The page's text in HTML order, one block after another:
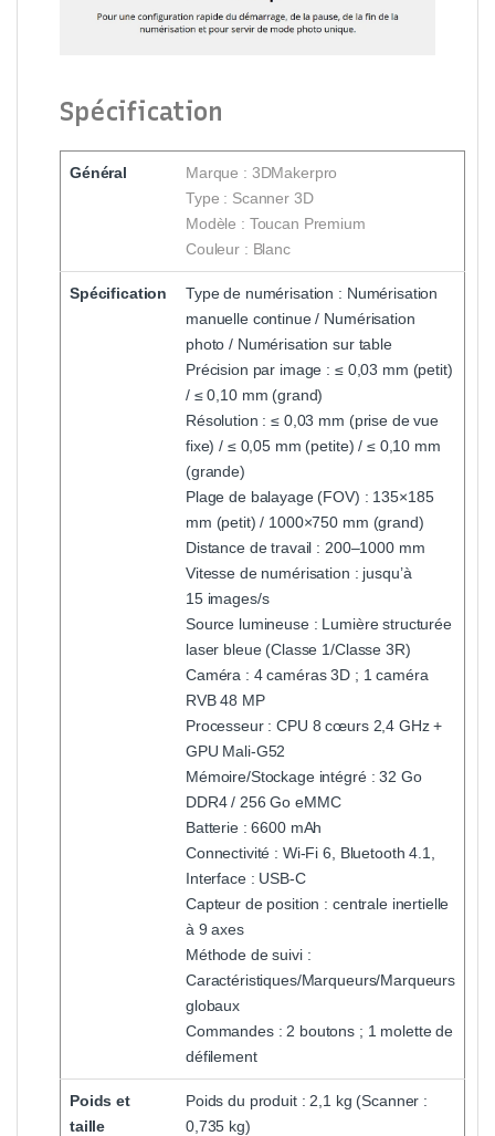
Spécification
Général
Marque : 3DMakerpro
Type : Scanner 3D
Modèle : Toucan Premium
Couleur : Blanc
Spécification
Type de numérisation : Numérisation
manuelle continue / Numérisation
photo / Numérisation sur table
Précision par image : ≤ 0,03 mm (petit)
/ ≤ 0,10 mm (grand)
Résolution : ≤ 0,03 mm (prise de vue
fixe) / ≤ 0,05 mm (petite) / ≤ 0,10 mm
(grande)
Plage de balayage (FOV) : 135×185
mm (petit) / 1000×750 mm (grand)
Distance de travail : 200–1000 mm
Vitesse de numérisation : jusqu’à
15 images/s
Source lumineuse : Lumière structurée
laser bleue (Classe 1/Classe 3R)
Caméra : 4 caméras 3D ; 1 caméra
RVB 48 MP
Processeur : CPU 8 cœurs 2,4 GHz +
GPU Mali-G52
Mémoire/Stockage intégré : 32 Go
DDR4 / 256 Go eMMC
Batterie : 6600 mAh
Connectivité : Wi-Fi 6, Bluetooth 4.1,
Interface : USB-C
Capteur de position : centrale inertielle
à 9 axes
Méthode de suivi :
Caractéristiques/Marqueurs/Marqueurs
globaux
Commandes : 2 boutons ; 1 molette de
défilement
Poids et
taille
Poids du produit : 2,1 kg (Scanner :
0,735 kg)